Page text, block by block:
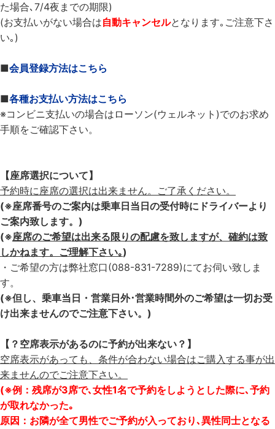
た場合､7/4夜までの期限)
(お支払いがない場合は自動キャンセルとなります｡ご注意下さ
い｡)
■会員登録方法はこちら
■各種お支払い方法はこちら
※コンビニ支払いの場合はローソン(ウェルネット)でのお求め
手順をご確認下さい。
【座席選択について】
予約時に座席の選択は出来ません。ご了承ください。
(※座席番号のご案内は乗車日当日の受付時にドライバーより
ご案内致します。)
(※座席のご希望は出来る限りの配慮を致しますが、確約は致
しかねます。ご理解下さい｡)
・ご希望の方は弊社窓口(088-831-7289)にてお伺い致しま
す。
(※但し、乗車当日・営業日外･営業時間外のご希望は一切お受
け出来ませんのでご注意下さい。)
【？空席表示があるのに予約が出来ない？】
空席表示があっても、条件が合わない場合はご購入する事が出
来ませんのでご注意下さい。
(※例：残席が3席で､女性1名で予約をしようとした際に､予約
が取れなかった｡
原因：お隣が全て男性でご予約が入っており､異性同士となる